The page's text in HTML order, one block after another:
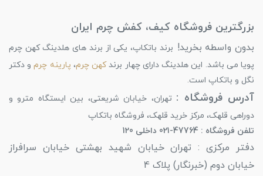
بزرگترین فروشگاه کیف، کفش چرم ایران
بدون واسطه بخرید! برند باتکاپ، یکی از برند های هلدینگ کهن چرم
پویا می باشد. این هلدینگ دارای چهار برندکهن چرم، پارینه چرمو دکتر
نگل و باتکاپ است.
آدرس فروشگاه : تهران، خیابان شریعتی، بین ایستگاه مترو و
دوراهی قلهک، مرکز خرید قلهک، فروشگاه باتکاپ
تلفن فروشگاه : 47764-021 داخلی 120
دفتر مرکزی : تهران خیابان شهید بهشتی خیابان سرافراز
خیابان دوم (خبرنگار) پلاک 4